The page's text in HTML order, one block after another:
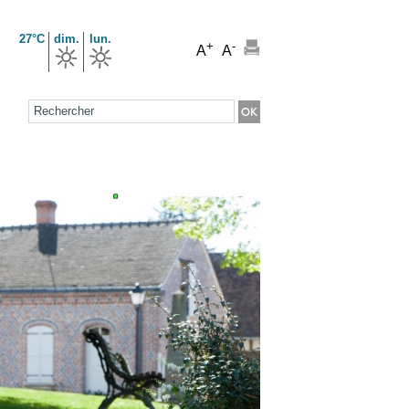
27°C dim. lun.
A+ A-
Formulaire de recherche